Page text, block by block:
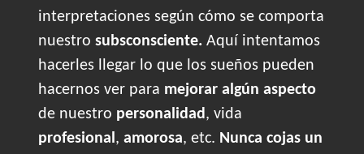
interpretaciones según cómo se comporta
nuestro subsconsciente. Aquí intentamos
hacerles llegar lo que los sueños pueden
hacernos ver para mejorar algún aspecto
de nuestro personalidad, vida
profesional, amorosa, etc. Nunca cojas un